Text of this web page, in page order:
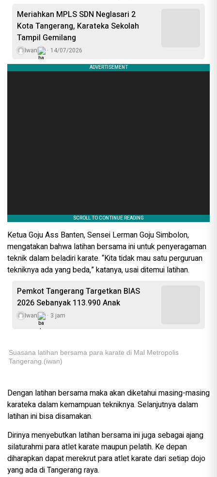
Meriahkan MPLS SDN Neglasari 2
Kota Tangerang, Karateka Sekolah
Tampil Gemilang
Iwan 14/07/2026
Ketua Goju Ass Banten, Sensei Lerman Goju Simbolon,
mengatakan bahwa latihan bersama ini untuk penyeragaman
teknik dalam beladiri karate. “Kita tidak mau satu perguruan
tekniknya ada yang beda,” katanya, usai ditemui latihan.
Pemkot Tangerang Targetkan BIAS
2026 Sebanyak 113.990 Anak
Iwan 3 jam
Suasana latihan bersama para karate di Mal Metropolis
Tangerang.(iwan)
Dengan latihan bersama maka akan diketahui masing-masing
karateka dalam kemampuan tekniknya. Selanjutnya dalam
latihan ini bisa disamakan.
Dirinya menyebutkan latihan bersama ini juga sebagai ajang
silaturahmi para atlet karate maupun pelatih. Ke depan
diharapkan dapat merekrut para atlet karate dari setiap dojo
yang ada di Tangerang raya.